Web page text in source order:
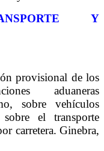
Y
provisional de los
aduaneras
sobre vehículos
el transporte
carretera. Ginebra,